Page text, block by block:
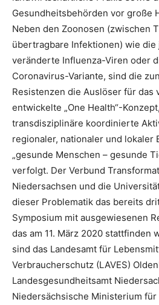
Gesundheitsbehörden vor große
Neben den Zoonosen (zwischen
übertragbare Infektionen) wie die
veränderte Influenza-Viren oder
Coronavirus-Variante, sind die
Resistenzen die Auslöser für das
entwickelte „One Health“-
transdisziplinäre koordinierte
regionaler, nationaler und lokaler
„gesunde Menschen – gesunde
verfolgt. Der Verbund
Niedersachsen und die
dieser Problematik das bereits
Symposium mit ausgewiesenen
das am 11. März 2020 stattfinden
sind das Landesamt für
Verbraucherschutz (LAVES)
Landesgesundheitsamt
Niedersächsische Ministerium